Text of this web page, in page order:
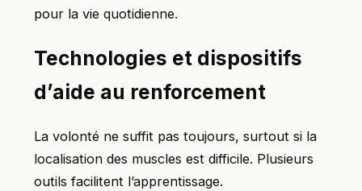
pour la vie quotidienne.
Technologies et dispositifs
d’aide au renforcement
La volonté ne suffit pas toujours, surtout si la
localisation des muscles est difficile. Plusieurs
outils facilitent l’apprentissage.